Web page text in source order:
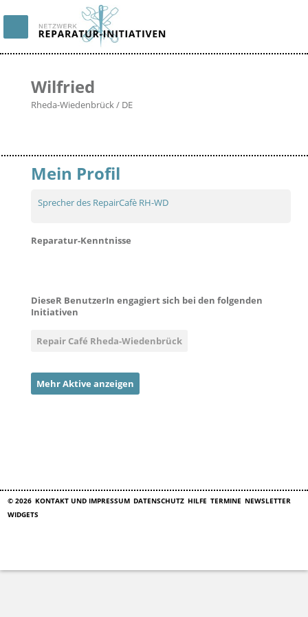
Wilfried
Rheda-Wiedenbrück / DE
Mein Profil
Sprecher des RepairCafè RH-WD
Reparatur-Kenntnisse
DieseR BenutzerIn engagiert sich bei den folgenden
Initiativen
Repair Café Rheda-Wiedenbrück
Mehr Aktive anzeigen
© 2026 KONTAKT UND IMPRESSUM DATENSCHUTZ HILFE TERMINE NEWSLETTER
WIDGETS